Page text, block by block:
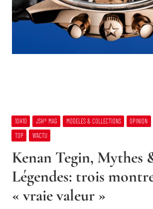
10H10 JSH® MAG MODELES & COLLECTIONS OPINION
TOP
W’ACTU
Kenan Tegin, Mythes
Légendes: trois
« vraie valeur »